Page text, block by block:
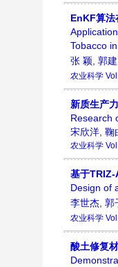
EnKF算
Tobacco
张 颖, 郭
农业科学
新质生产
Research
宋欣洋, 鞠
农业科学
基于TRIZ-
Design of
李世杰, 郭
农业科学
酸土修复